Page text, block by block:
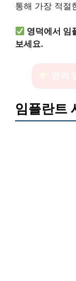
통해 가장 적절
영덕에서 임
보세요.
임플란트